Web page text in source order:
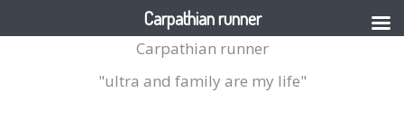
Carpathian runner
"ultra and family are my life"
Carpathian runner